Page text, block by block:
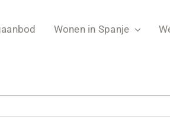
Wonen in Spanje